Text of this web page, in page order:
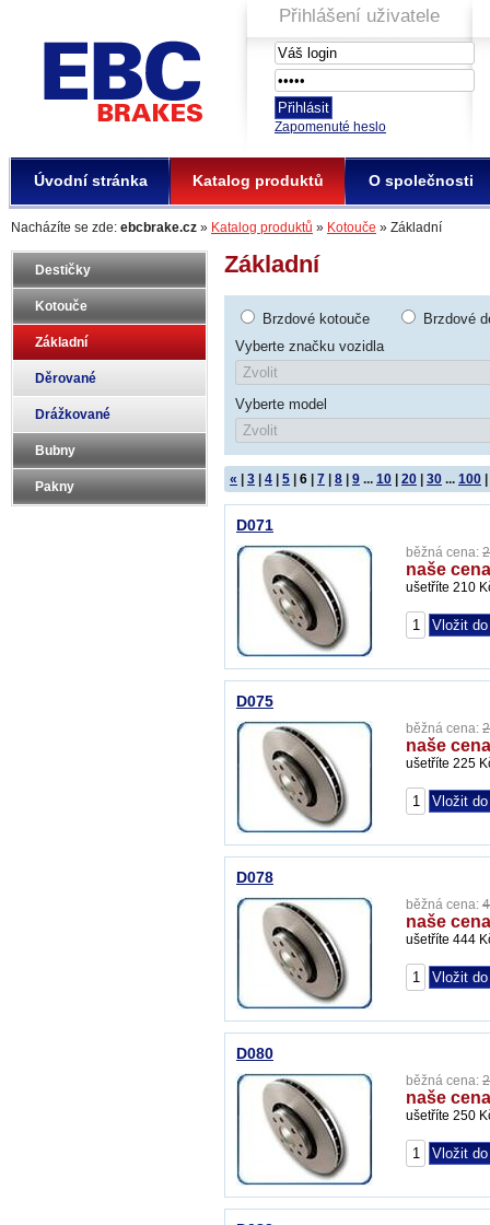
EBC Brakes
Nacházíte se zde: ebcbrake.cz » Katalog produktů » Kotouče » Základní
Destičky
Kotouče
Základní
Děrované
Drážkované
Bubny
Pakny
Základní
Brzdové kotouče
Brzdové
Vyberte značku vozidla
Vyberte model
« 3 4 5 6 7 8 9 ... 10 20 30 ... 100
D071
běžná cena:
naše
ušetříte 210
D075
běžná cena:
naše
ušetříte 225
D078
běžná cena:
naše
ušetříte 444
D080
běžná cena:
naše
ušetříte 250
Úvodní stránka Katalog produktů O společnosti
Přihlášení uživatele
Zapomenuté heslo